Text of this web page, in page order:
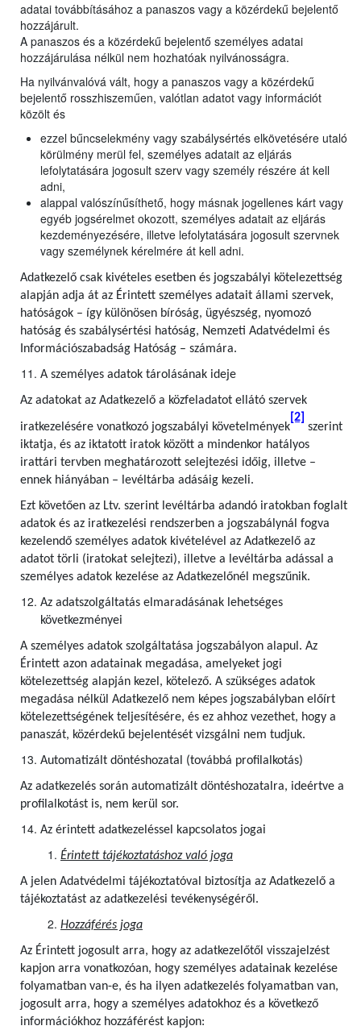
adatai továbbításához a panaszos vagy a közérdekű bejelentő
hozzájárult.
A panaszos és a közérdekű bejelentő személyes adatai
hozzájárulása nélkül nem hozhatóak nyilvánosságra.
Ha nyilvánvalóvá vált, hogy a panaszos vagy a közérdekű
bejelentő rosszhiszeműen, valótlan adatot vagy információt
közölt és
ezzel bűncselekmény vagy szabálysértés elkövetésére utaló
körülmény merül fel, személyes adatait az eljárás
lefolytatására jogosult szerv vagy személy részére át kell
adni,
alappal valószínűsíthető, hogy másnak jogellenes kárt vagy
egyéb jogsérelmet okozott, személyes adatait az eljárás
kezdeményezésére, illetve lefolytatására jogosult szervnek
vagy személynek kérelmére át kell adni.
Adatkezelő csak kivételes esetben és jogszabályi kötelezettség
alapján adja át az Érintett személyes adatait állami szervek,
hatóságok – így különösen bíróság, ügyészség, nyomozó
hatóság és szabálysértési hatóság, Nemzeti Adatvédelmi és
Információszabadság Hatóság – számára.
A személyes adatok tárolásának ideje
Az adatokat az Adatkezelő a közfeladatot ellátó szervek
iratkezelésére vonatkozó jogszabályi követelmények
[2]
szerint
iktatja, és az iktatott iratok között a mindenkor hatályos
irattári tervben meghatározott selejtezési időig, illetve –
ennek hiányában – levéltárba adásáig kezeli.
Ezt követően az Ltv. szerint levéltárba adandó iratokban foglalt
adatok és az iratkezelési rendszerben a jogszabálynál fogva
kezelendő személyes adatok kivételével az Adatkezelő az
adatot törli (iratokat selejtezi), illetve a levéltárba adással a
személyes adatok kezelése az Adatkezelőnél megszűnik.
Az adatszolgáltatás elmaradásának lehetséges
következményei
A személyes adatok szolgáltatása jogszabályon alapul. Az
Érintett azon adatainak megadása, amelyeket jogi
kötelezettség alapján kezel, kötelező. A szükséges adatok
megadása nélkül Adatkezelő nem képes jogszabályban előírt
kötelezettségének teljesítésére, és ez ahhoz vezethet, hogy a
panaszát, közérdekű bejelentését vizsgálni nem tudjuk.
Automatizált döntéshozatal (továbbá profilalkotás)
Az adatkezelés során automatizált döntéshozatalra, ideértve a
profilalkotást is, nem kerül sor.
Az érintett adatkezeléssel kapcsolatos jogai
Érintett tájékoztatáshoz való joga
A jelen Adatvédelmi tájékoztatóval biztosítja az Adatkezelő a
tájékoztatást az adatkezelési tevékenységéről.
Hozzáférés joga
Az Érintett jogosult arra, hogy az adatkezelőtől visszajelzést
kapjon arra vonatkozóan, hogy személyes adatainak kezelése
folyamatban van-e, és ha ilyen adatkezelés folyamatban van,
jogosult arra, hogy a személyes adatokhoz és a következő
információkhoz hozzáférést kapjon: